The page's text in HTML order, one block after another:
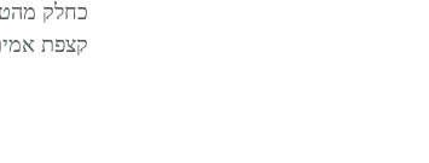
כחלק
קצפת